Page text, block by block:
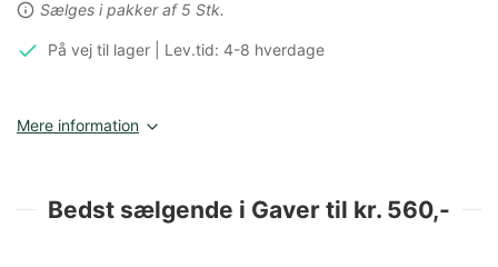
Sælges i pakker af 5 Stk.
På vej til lager | Lev.tid: 4-8 hverdage
Mere information
Bedst sælgende i Gaver til kr. 560,-